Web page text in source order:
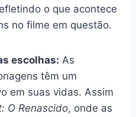
o que acontece
no filme em questão.
escolhas: As
têm um
em suas vidas. Assim
O Renascido, onde as